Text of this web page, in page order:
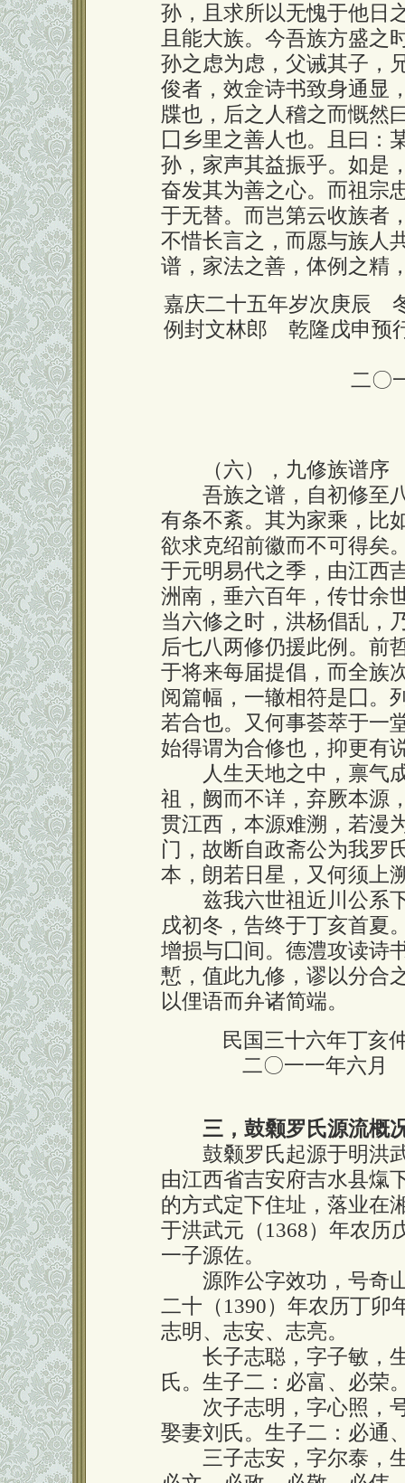
孙，且求所以无愧于他日
且能大族。今吾族方盛之
孙之虑为虑，父诫其子，
俊者，效佱诗书致身通显
牒也，后之人稽之而慨然
囗乡里之善人也。且曰：
孙，家声其益振乎。如是
奋发其为善之心。而祖宗
于无替。而岂第云收族者
不惜长言之，而愿与族人
谱，家法之善，体例之精
嘉庆二十五年岁次庚辰
例封文林郎 乾隆戊申
二〇
（六），九修族谱序
吾族之谱，自初修至八
有条不紊。其为家乘，比
欲求克绍前徽而不可得矣
于元明易代之季，由江西
洲南，垂六百年，传廿余
当六修之时，洪杨倡乱，
后七八两修仍援此例。前
于将来每届提倡，而全族
阅篇幅，一辙相符是囗。
若合也。又何事荟萃于一
始得谓为合修也，抑更有
人生天地之中，禀气成
祖，阙而不详，弃厥本源
贯江西，本源难溯，若漫
门，故断自政斋公为我罗
本，朗若日星，又何须上
兹我六世祖近川公系下
戌初冬，告终于丁亥首夏
增损与囗间。德澧攻读诗
慙，值此九修，谬以分合
以俚语而弁诸简端。
民国三十六年丁
二〇一一年六
三，鼓颡罗氏源流概
鼓颡罗氏起源于明洪武
由江西省吉安府吉水县熂
的方式定下住址，落业在
于洪武元（1368）年农历
一子源佐。
源阼公字效功，号奇山
二十（1390）年农历丁卯
志明、志安、志亮。
长子志聪，字子敏，生
氏。生子二：必富、必荣
次子志明，字心照，号
娶妻刘氏。生子二：必通
三子志安，字尔泰，生